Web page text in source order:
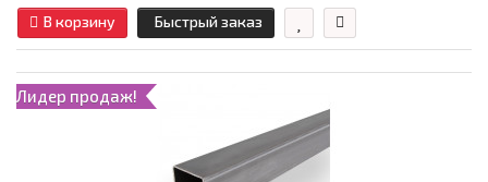
В корзину Быстрый заказ
Лидер продаж!